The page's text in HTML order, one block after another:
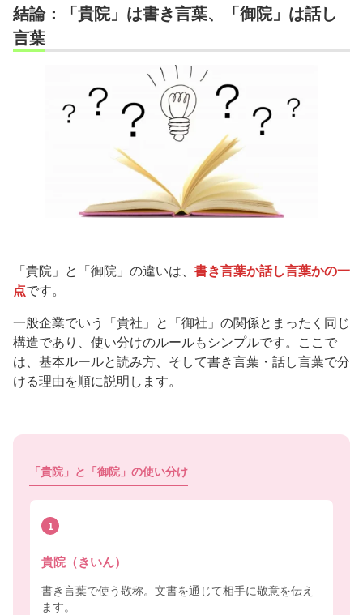
結論：「貴院」は書き言葉、「御院」は話し
言葉
「貴院」と「御院」の違いは、 書き言葉か話し言葉かの一
点です。
一般企業でいう「貴社」と「御社」の関係とまったく同じ
構造であり、使い分けのルールもシンプルです。ここで
は、基本ルールと読み方、そして書き言葉・話し言葉で分
ける理由を順に説明します。
「貴院」と「御院」の使い分け
1
貴院（きいん）
書き言葉で使う敬称。文書を通じて相手に敬意を伝え
ます。